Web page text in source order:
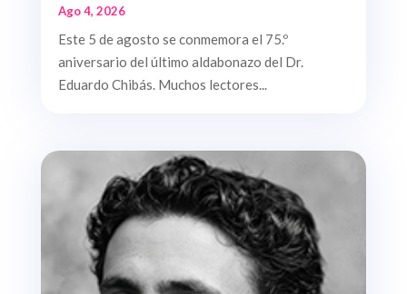
Ago 4, 2026
Este 5 de agosto se conmemora el 75.º
aniversario del último aldabonazo del Dr.
Eduardo Chibás. Muchos lectores...